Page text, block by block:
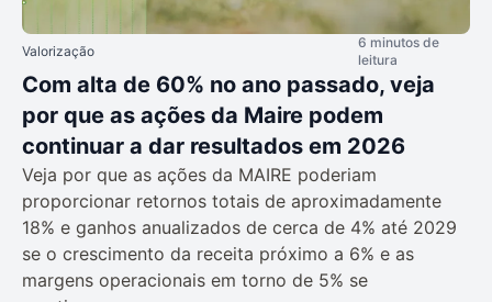
Valorização
6 minutos de
leitura
Com alta de 60% no ano passado, veja
por que as ações da Maire podem
continuar a dar resultados em 2026
Veja por que as ações da MAIRE poderiam
proporcionar retornos totais de aproximadamente
18% e ganhos anualizados de cerca de 4% até 2029
se o crescimento da receita próximo a 6% e as
margens operacionais em torno de 5% se